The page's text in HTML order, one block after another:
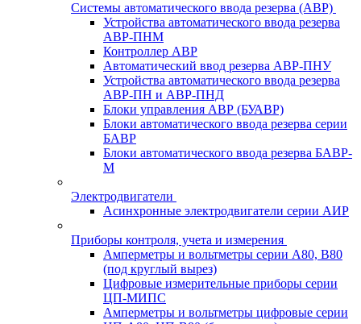
Системы автоматического ввода резерва (АВР)
Устройства автоматического ввода резерва
АВР-ПНМ
Контроллер АВР
Автоматический ввод резерва АВР-ПНУ
Устройства автоматического ввода резерва
АВР-ПН и АВР-ПНД
Блоки управления АВР (БУАВР)
Блоки автоматического ввода резерва серии
БАВР
Блоки автоматического ввода резерва БАВР-
М
Электродвигатели
Асинхронные электродвигатели серии АИР
Приборы контроля, учета и измерения
Амперметры и вольтметры серии А80, В80
(под круглый вырез)
Цифровые измерительные приборы серии
ЦП-МИПС
Амперметры и вольтметры цифровые серии